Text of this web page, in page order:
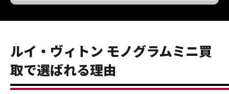
ルイ・ヴィトン モノグラムミニ買
取で選ばれる理由